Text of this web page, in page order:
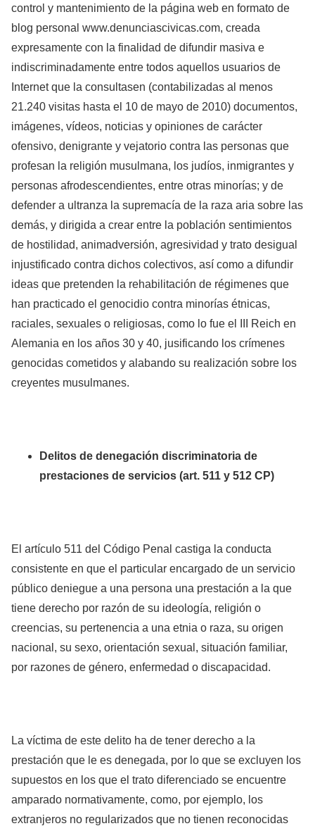
control y mantenimiento de la página web en formato de
blog personal www.denunciascivicas.com, creada
expresamente con la finalidad de difundir masiva e
indiscriminadamente entre todos aquellos usuarios de
Internet que la consultasen (contabilizadas al menos
21.240 visitas hasta el 10 de mayo de 2010) documentos,
imágenes, vídeos, noticias y opiniones de carácter
ofensivo, denigrante y vejatorio contra las personas que
profesan la religión musulmana, los judíos, inmigrantes y
personas afrodescendientes, entre otras minorías; y de
defender a ultranza la supremacía de la raza aria sobre las
demás, y dirigida a crear entre la población sentimientos
de hostilidad, animadversión, agresividad y trato desigual
injustificado contra dichos colectivos, así como a difundir
ideas que pretenden la rehabilitación de régimenes que
han practicado el genocidio contra minorías étnicas,
raciales, sexuales o religiosas, como lo fue el III Reich en
Alemania en los años 30 y 40, jusificando los crímenes
genocidas cometidos y alabando su realización sobre los
creyentes musulmanes.
Delitos de denegación discriminatoria de
prestaciones de servicios (art. 511 y 512 CP)
El artículo 511 del Código Penal castiga la conducta
consistente en que el particular encargado de un servicio
público deniegue a una persona una prestación a la que
tiene derecho por razón de su ideología, religión o
creencias, su pertenencia a una etnia o raza, su origen
nacional, su sexo, orientación sexual, situación familiar,
por razones de género, enfermedad o discapacidad.
La víctima de este delito ha de tener derecho a la
prestación que le es denegada, por lo que se excluyen los
supuestos en los que el trato diferenciado se encuentre
amparado normativamente, como, por ejemplo, los
extranjeros no regularizados que no tienen reconocidas